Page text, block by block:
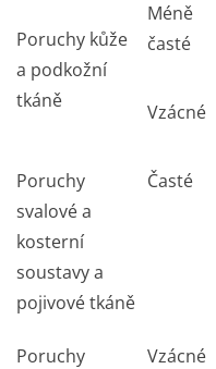
Poruchy kůže
a podkožní
tkáně
Méně
časté
Vzácné
Poruchy
svalové a
kosterní
soustavy a
pojivové tkáně
Časté
Poruchy
Vzácné